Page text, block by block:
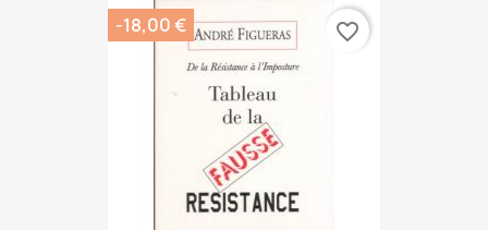
-18,00 € favorite_border